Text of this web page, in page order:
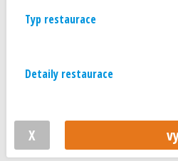
Typ restaurace
Detaily restaurace